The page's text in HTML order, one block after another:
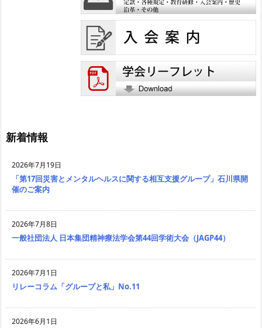
新着情報
2026年7月19日
「第17回災害とメンタルヘルスに関する相互支援グループ」石川県開
催のご案内
2026年7月8日
一般社団法人 日本集団精神療法学会第44回学術大会（JAGP44）
2026年7月1日
リレーコラム「グループと私」No.11
2026年6月1日